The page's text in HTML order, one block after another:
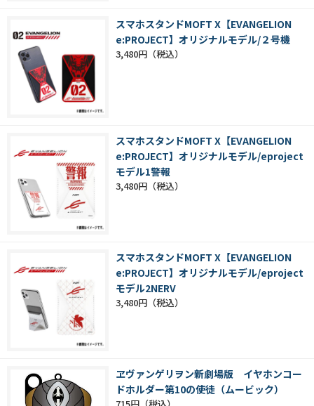
スマホスタンドMOFT X【EVANGELION
e:PROJECT】オリジナルモデル/２号機
3,480円
スマホスタンドMOFT X【EVANGELION
e:PROJECT】オリジナルモデル/eproject
モデル1警報
3,480円
スマホスタンドMOFT X【EVANGELION
e:PROJECT】オリジナルモデル/eproject
モデル2NERV
3,480円
ヱヴァンゲリヲン新劇場版 イヤホンコー
ドホルダー第10の使徒（ムービック）